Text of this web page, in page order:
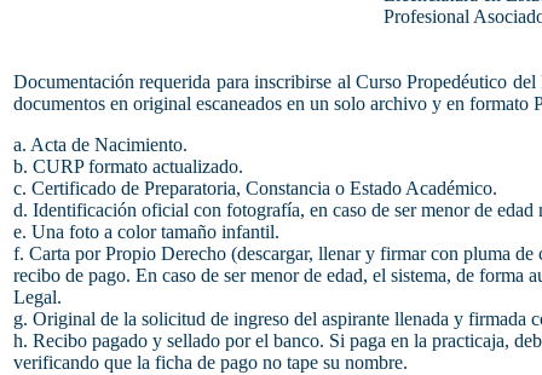
Profesional
Documentación requerida para inscribirse al Curso Propedéutico
documentos en original escaneados en un solo archivo y en formato
a. Acta de Nacimiento.
b. CURP formato actualizado.
c. Certificado de Preparatoria, Constancia o Estado Académico.
d. Identificación oficial con fotografía, en caso de ser menor de
e. Una foto a color tamaño infantil.
f. Carta por Propio Derecho (descargar, llenar y firmar con pluma de
recibo de pago. En caso de ser menor de edad, el sistema, de forma
Legal.
g. Original de la solicitud de ingreso del aspirante llenada y firmada
h. Recibo pagado y sellado por el banco. Si paga en la practicaja,
verificando que la ficha de pago no tape su nombre.